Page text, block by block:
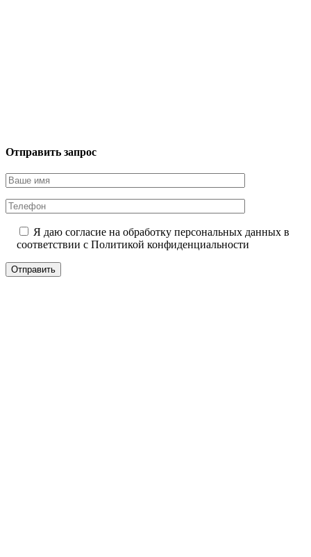
Отправить запрос
Я даю согласие на обработку персональных данных в
соответствии с Политикой конфиденциальности